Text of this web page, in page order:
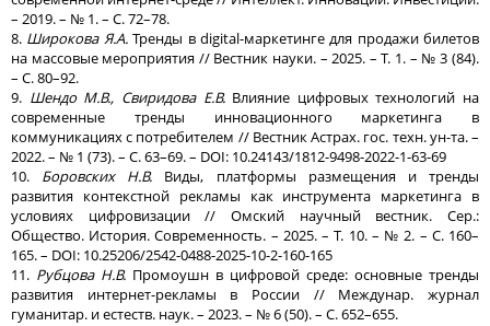
– 2019. – № 1. – С. 72–78.
8. Широкова Я.А.Тренды в digital-маркетинге для продажи билетов
на массовые мероприятия // Вестник науки. – 2025. – Т. 1. – № 3 (84).
– С. 80–92.
9. Шендо М.В., Свиридова Е.В.Влияние цифровых технологий на
современные тренды инновационного маркетинга в
коммуникациях с потребителем // Вестник Астрах. гос. техн. ун-та. –
2022. – № 1 (73). – С. 63–69. – DOI: 10.24143/1812-9498-2022-1-63-69
10. Боровских Н.В. Виды, платформы размещения и тренды
развития контекстной рекламы как инструмента маркетинга в
условиях цифровизации // Омский научный вестник. Сер.:
Общество. История. Современность. – 2025. – Т. 10. – № 2. – С. 160–
165. – DOI: 10.25206/2542-0488-2025-10-2-160-165
11. Рубцова Н.В. Промоушн в цифровой среде: основные тренды
развития интернет-рекламы в России // Междунар. журнал
гуманитар. и естеств. наук. – 2023. – № 6 (50). – С. 652–655.